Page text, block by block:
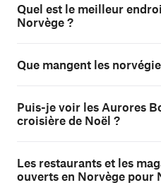
Quel est le meilleur
Norvège ?
Que mangent les
Puis-je voir les Aurores
croisière de Noël ?
Les restaurants et les
ouverts en Norvège pour